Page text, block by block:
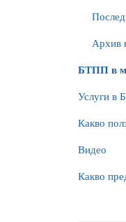
Архив
БTПП в
Услуги в
Какво
Видео
Какво